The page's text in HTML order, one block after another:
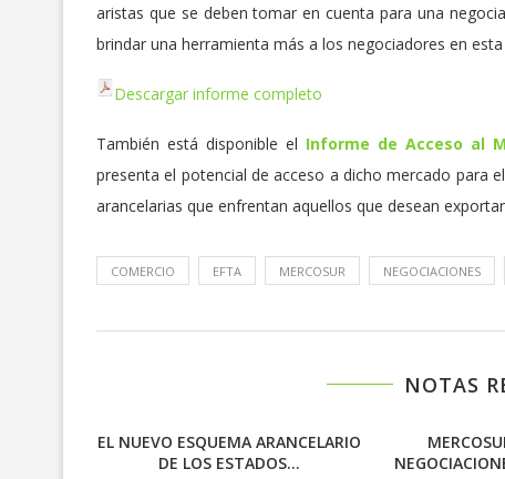
aristas que se deben tomar en cuenta para una
brindar una herramienta más a los negociadores en
Descargar informe completo
También está disponible el Informe de Acceso al
presenta el potencial de acceso a dicho mercado para
arancelarias que enfrentan aquellos que desean
COMERCIO EFTA MERCOSUR NEGOCIACIONES
NOTAS
EL NUEVO ESQUEMA ARANCELARIO
DE LOS ESTADOS...